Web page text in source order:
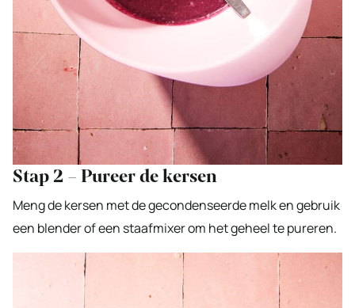
Stap 2 – Pureer de kersen
Meng de kersen met de gecondenseerde melk en gebruik
een blender of een staafmixer om het geheel te pureren.